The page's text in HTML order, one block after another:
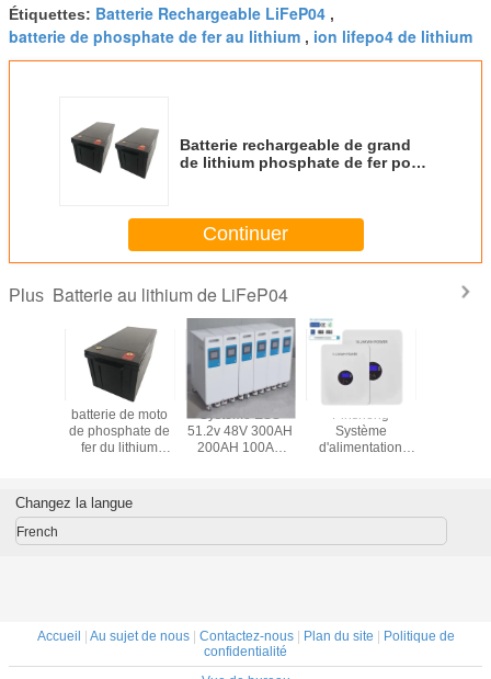
Étiquettes: Batterie Rechargeable LiFeP04 ,
batterie de phosphate de fer au lithium , ion lifepo4 de lithium
Batterie rechargeable de grand
de lithium phosphate de fer pour
Continuer
Plus Batterie au lithium de LiFeP04
48 V
batterie de moto
de phosphate de
fer du lithium
fois
Système ESS
51.2v 48V 300AH
200AH 100AH
empilable
Pinsheng
Système
d'alimentation
100Ah LiFePo4
stockage
Changez la langue
French
Accueil | Au sujet de nous| Contactez-nous| Plan du site | Politique de
confidentialité